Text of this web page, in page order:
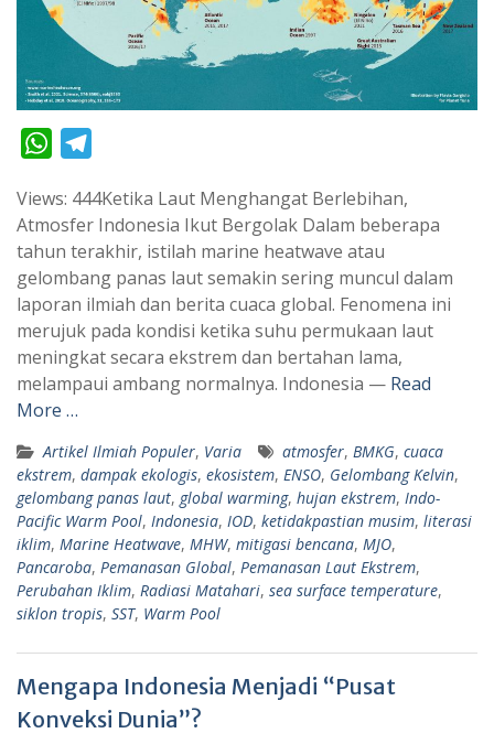
W
a
t
A
p
p
l
e
r
a
m
Views: 444Ketika Laut Menghangat Berlebihan,
Atmosfer Indonesia Ikut Bergolak Dalam beberapa
tahun terakhir, istilah marine heatwave atau
gelombang panas laut semakin sering muncul dalam
laporan ilmiah dan berita cuaca global. Fenomena ini
merujuk pada kondisi ketika suhu permukaan laut
meningkat secara ekstrem dan bertahan lama,
melampaui ambang normalnya. Indonesia — Read
More …
Artikel Ilmiah Populer, Varia atmosfer, BMKG, cuaca
ekstrem, dampak ekologis, ekosistem, ENSO, Gelombang Kelvin,
gelombang panas laut, global warming, hujan ekstrem, Indo-
Pacific Warm Pool, Indonesia, IOD, ketidakpastian musim, literasi
iklim, Marine Heatwave, MHW, mitigasi bencana, MJO,
Pancaroba, Pemanasan Global, Pemanasan Laut Ekstrem,
Perubahan Iklim, Radiasi Matahari, sea surface temperature,
siklon tropis, SST, Warm Pool
Mengapa Indonesia Menjadi “Pusat
Konveksi Dunia”?